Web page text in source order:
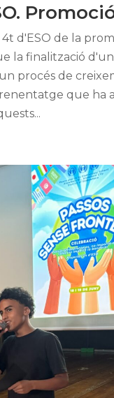
d'ESO de la
la finalització
procés de
que ha